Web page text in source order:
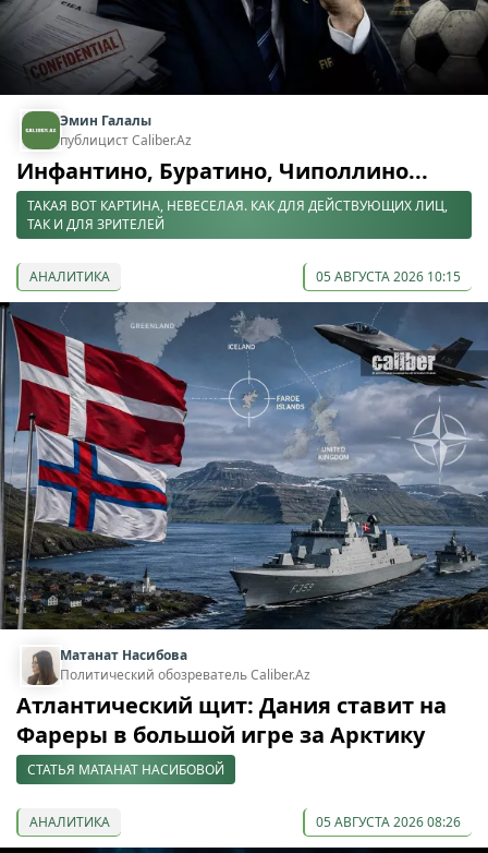
Эмин Галалы
публицист Caliber.Az
Инфантино, Буратино, Чиполлино...
ТАКАЯ ВОТ КАРТИНА, НЕВЕСЕЛАЯ. КАК ДЛЯ ДЕЙСТВУЮЩИХ ЛИЦ,
ТАК И ДЛЯ ЗРИТЕЛЕЙ
АНАЛИТИКА 05 АВГУСТА 2026 10:15
Матанат Насибова
Политический обозреватель Caliber.Az
Атлантический щит: Дания ставит на
Фареры в большой игре за Арктику
СТАТЬЯ МАТАНАТ НАСИБОВОЙ
АНАЛИТИКА 05 АВГУСТА 2026 08:26